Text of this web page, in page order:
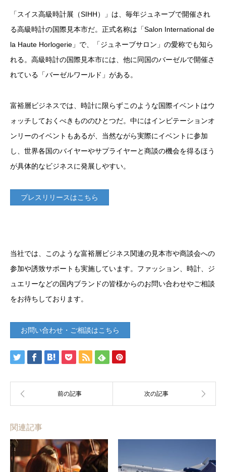
「スイス高級時計展（SIHH）」は、毎年ジュネーブで開催され
る高級時計の国際見本市だ。正式名称は「Salon International de
la Haute Horlogerie」で、「ジュネーブサロン」の愛称でも知ら
れる。高級時計の国際見本市には、他に同国のバーゼルで開催さ
れている「バーゼルワールド」がある。
富裕層ビジネスでは、時計に限らずこのような国際イベントはウ
ォッチしておくべきもののひとつだ。中にはインビテーションオ
ンリーのイベントもあるが、当然ながら実際にイベントに参加
し、世界各国のバイヤーやサプライヤーと商談の機会を得るほう
が具体的なビジネスに発展しやすい。
プレスリリースはこちら
当社では、このような富裕層ビジネス関連の見本市や商談会への
参加や誘致サポートも実施しています。ファッション、時計、ジ
ュエリーなどの国内ブランドの皆様からのお問い合わせやご相談
をお待ちしております。
お問い合わせ・ご相談はこちら
関連記事